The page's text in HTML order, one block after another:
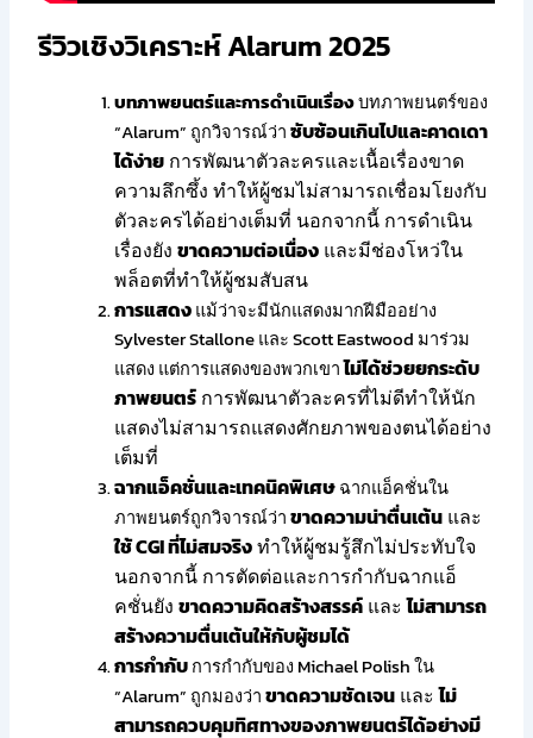
รีวิวเชิงวิเคราะห์ Alarum 2025
บทภาพยนตร์และการดำเนินเรื่องบทภาพยนตร์ของ
“Alarum” ถูกวิจารณ์ว่าซับซ้อนเกินไปและคาดเดา
ได้ง่าย การพัฒนาตัวละครและเนื้อเรื่องขาด
ความลึกซึ้ง ทำให้ผู้ชมไม่สามารถเชื่อมโยงกับ
ตัวละครได้อย่างเต็มที่ นอกจากนี้ การดำเนิน
เรื่องยังขาดความต่อเนื่อง และมีช่องโหว่ใน
พล็อตที่ทำให้ผู้ชมสับสน
การแสดงแม้ว่าจะมีนักแสดงมากฝีมืออย่าง
Sylvester Stallone และ Scott Eastwood มาร่วม
แสดง แต่การแสดงของพวกเขาไม่ได้ช่วยยกระดับ
ภาพยนตร์ การพัฒนาตัวละครที่ไม่ดีทำให้นัก
แสดงไม่สามารถแสดงศักยภาพของตนได้อย่าง
เต็มที่
ฉากแอ็คชั่นและเทคนิคพิเศษฉากแอ็คชั่นใน
ภาพยนตร์ถูกวิจารณ์ว่าขาดความน่าตื่นเต้น และ
ใช้ CGI ที่ไม่สมจริงทำให้ผู้ชมรู้สึกไม่ประทับใจ
นอกจากนี้ การตัดต่อและการกำกับฉากแอ็
คชั่นยังขาดความคิดสร้างสรรค์ และไม่สามารถ
สร้างความตื่นเต้นให้กับผู้ชมได้
การกำกับการกำกับของ Michael Polish ใน
“Alarum” ถูกมองว่าขาดความชัดเจน และไม่
สามารถควบคุมทิศทางของภาพยนตร์ได้อย่างมี